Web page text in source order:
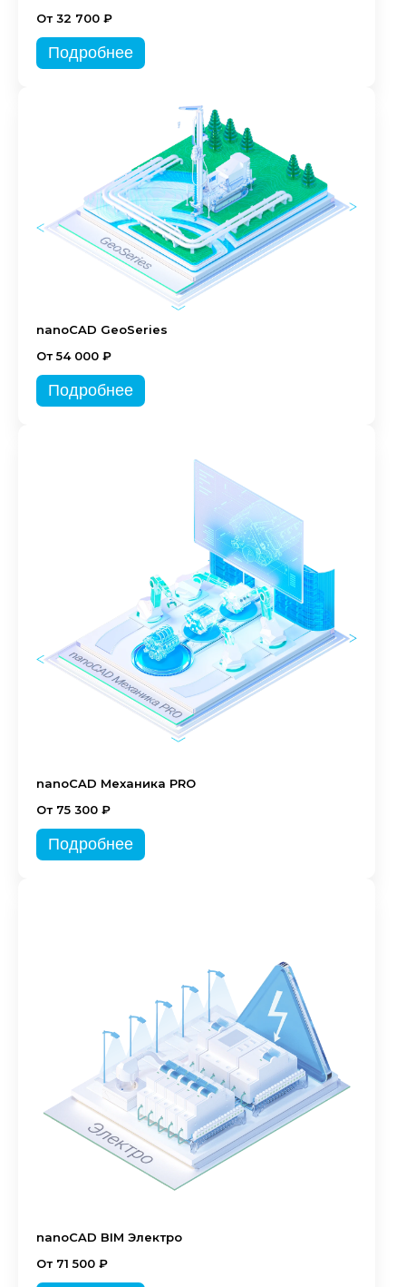
От 32 700 ₽
Подробнее
nanoCAD GeoSeries
От 54 000 ₽
Подробнее
nanoCAD Механика PRO
От 75 300 ₽
Подробнее
nanoCAD BIM Электро
От 71 500 ₽